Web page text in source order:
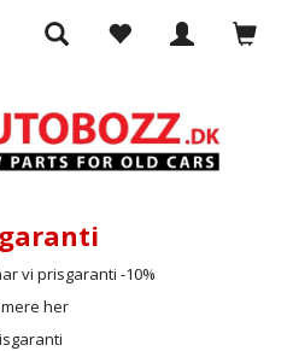
vi prisgaranti -10%
her